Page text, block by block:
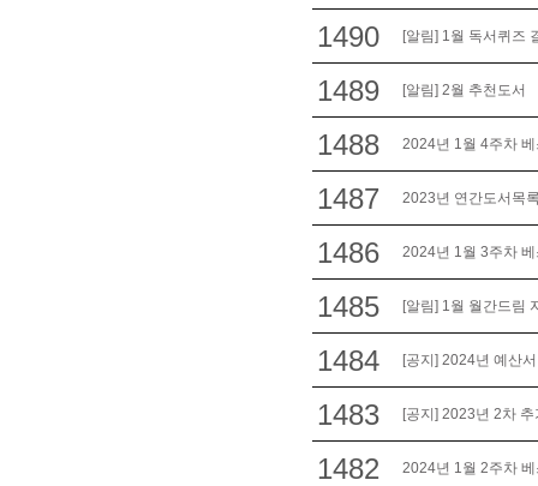
1490 [알림] 1월 독서퀴즈
1489 [알림] 2월 추천도서
1488 2024년 1월 4주차
1487 2023년 연간도서목
1486 2024년 1월 3주차
1485 [알림] 1월 월간드림
1484 [공지] 2024년 예산
1483 [공지] 2023년 2차
1482 2024년 1월 2주차